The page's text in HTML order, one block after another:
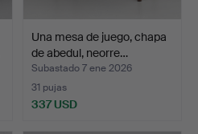
Una mesa de juego, chapa
de abedul, neorre…
Subastado 7 ene 2026
31 pujas
337 USD